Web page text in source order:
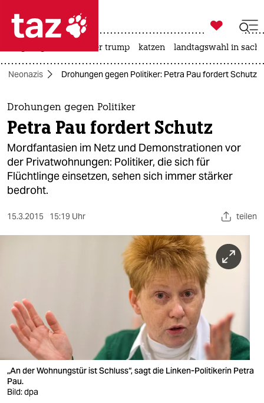
 taz zahl ich
taz zahl ich
themen
politik
öko
gesellschaft
kultur
sport
wahrheit
verlag
verlag
veranstaltungen

taz zahl ich
usa unter trump katzen landtagswahl in
Neonazis Drohungen gegen Politiker: Petra Pau fordert Schutz
Drohungen gegen Politiker
Petra Pau fordert Schutz
Mordfantasien im Netz und Demonstrationen vor
der Privatwohnungen: Politiker, die sich für
Flüchtlinge einsetzen, sehen sich immer stärker
bedroht.
15.3.2015 15:19 Uhr teilen
„An der Wohnungstür ist Schluss“, sagt die Linken-Politikerin Petra
Pau.
Bild: dpa